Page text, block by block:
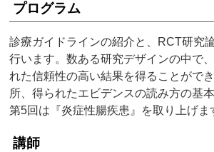
プログラム
診療ガイドラインの紹介と、RCT研究
行います。数ある研究デザインの中で
れた信頼性の高い結果を得ることがで
所、得られたエビデンスの読み方の基
第5回は『炎症性腸疾患』を取り上げま
講師